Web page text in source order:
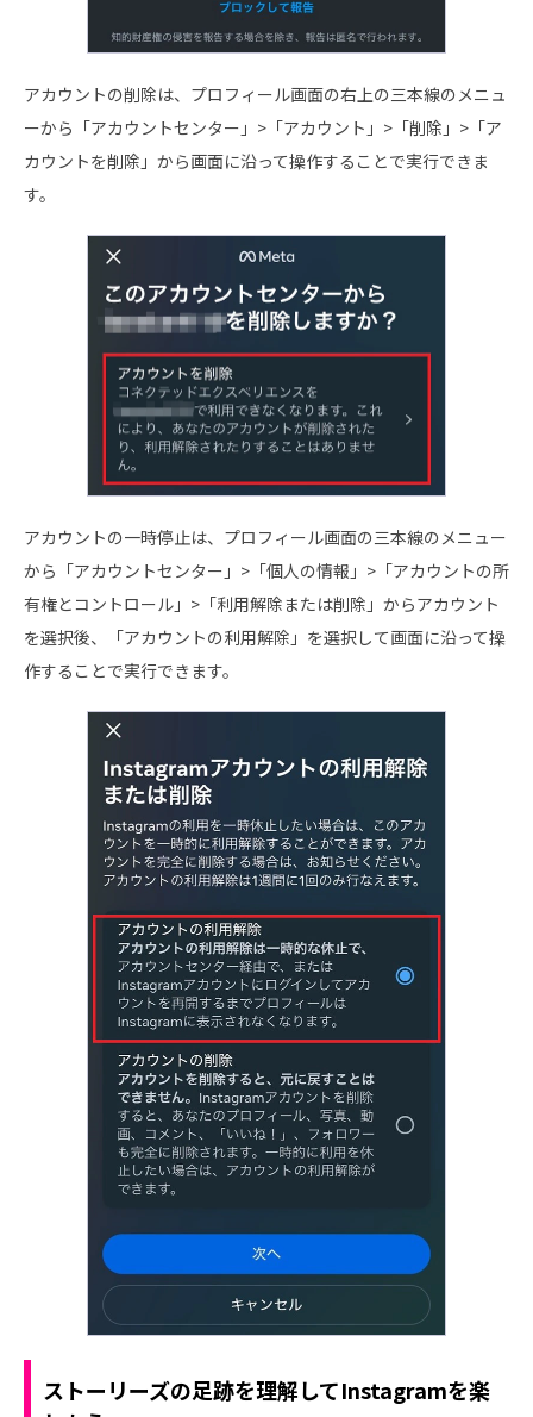
アカウントの削除は、プロフィール画面の右上の三本線のメニュ
ーから「アカウントセンター」>「アカウント」>「削除」>「ア
カウントを削除」から画面に沿って操作することで実行できま
す。
アカウントの一時停止は、プロフィール画面の三本線のメニュー
から「アカウントセンター」>「個人の情報」>「アカウントの所
有権とコントロール」>「利用解除または削除」からアカウント
を選択後、「アカウントの利用解除」を選択して画面に沿って操
作することで実行できます。
ストーリーズの足跡を理解してInstagramを楽